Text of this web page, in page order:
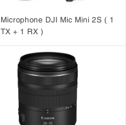
Microphone DJI Mic Mini 2S ( 1
TX + 1 RX )